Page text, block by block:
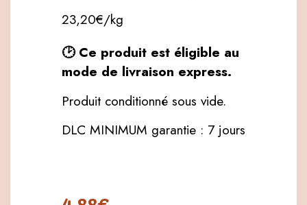
23,20€/kg
🕑 Ce produit est éligible au
mode de livraison express.
Produit conditionné sous vide.
DLC MINIMUM garantie : 7 jours